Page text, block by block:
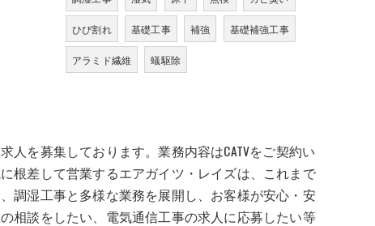
ひび割れ 基礎工事 補強 基礎補強工事
アラミド繊維 蟻駆除
を募集しております。業務内容はCATVをご契約い
根差して営業するエアガイツ・レイズは、これまで
調湿工事と多様な業務を展開し、お客様が安心・安
相談をしたい、電気通信工事の求人に応募したい等